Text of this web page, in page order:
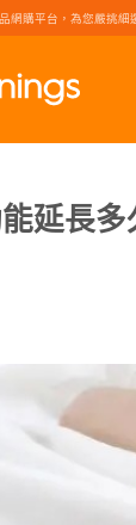
網購平台，為您嚴挑細
延長